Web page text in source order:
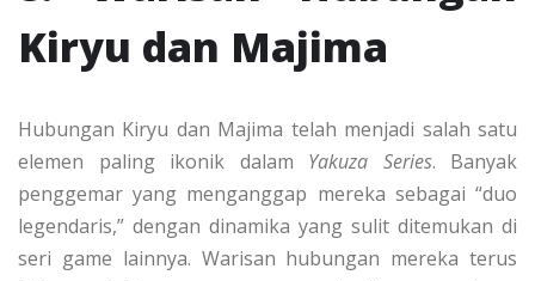
Kiryu dan Majima
Hubungan Kiryu dan Majima telah menjadi salah satu
elemen paling ikonik dalam Yakuza Series. Banyak
penggemar yang menganggap mereka sebagai “duo
legendaris,” dengan dinamika yang sulit ditemukan di
seri game lainnya. Warisan hubungan mereka terus